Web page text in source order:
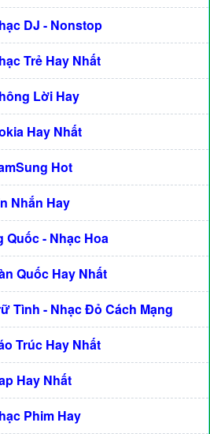
DJ - Nonstop
Trẻ Hay Nhất
Lời Hay
Hay Nhất
Hot
Nhắn Hay
Quốc - Nhạc Hoa
Quốc Hay Nhất
Tình - Nhạc Đỏ Cách Mạng
Trúc Hay Nhất
Hay Nhất
Phim Hay